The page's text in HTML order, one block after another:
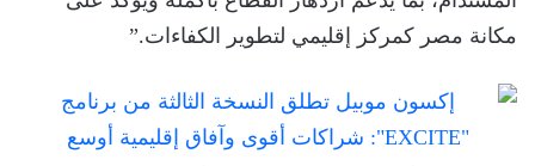
مكانة مصر كمركز إقليمي لتطوير الكفاءات.”